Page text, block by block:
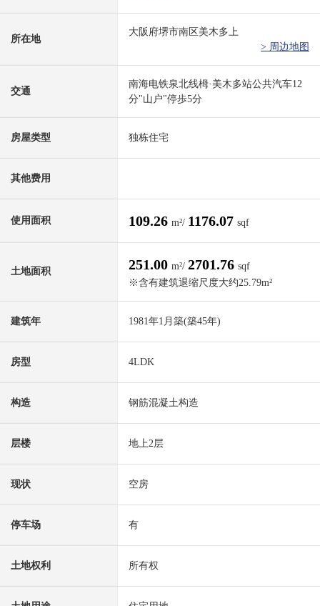
所在地
大阪府堺市南区美木多上
> 周边地图
交通
南海电铁泉北线栂·美木多站公共汽车12
分"山户"停歩5分
房屋类型 独栋住宅
其他费用
使用面积 109.26 m²/ 1176.07 sqf
土地面积 251.00 m²/ 2701.76 sqf
※含有建筑退缩尺度大约25.79m²
建筑年 1981年1月築(築45年)
房型 4LDK
构造 钢筋混凝土构造
层楼 地上2层
现状 空房
停车场 有
土地权利 所有权